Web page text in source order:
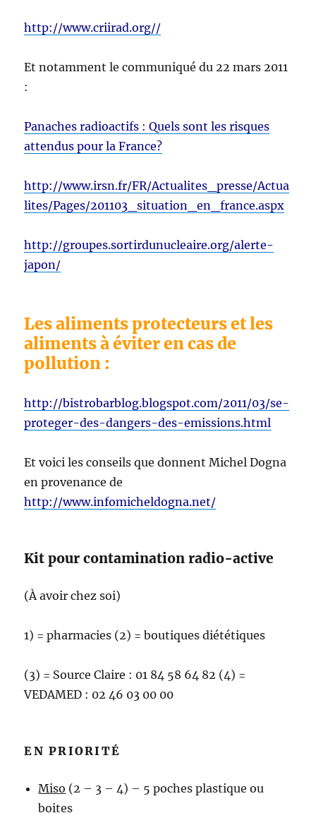
http://www.criirad.org//
Et notamment le communiqué du 22 mars 2011
:
Panaches radioactifs : Quels sont les risques
attendus pour la France?
http://www.irsn.fr/FR/Actualites_presse/Actua
lites/Pages/201103_situation_en_france.aspx
http://groupes.sortirdunucleaire.org/alerte-
japon/
Les aliments protecteurs et les
aliments à éviter en cas de
pollution :
http://bistrobarblog.blogspot.com/2011/03/se-
proteger-des-dangers-des-emissions.html
Et voici les conseils que donnent Michel Dogna
en provenance de
http://www.infomicheldogna.net/
Kit pour contamination radio-active
(À avoir chez soi)
1) = pharmacies (2) = boutiques diététiques
(3) = Source Claire : 01 84 58 64 82 (4) =
VEDAMED : 02 46 03 00 00
EN PRIORITÉ
Miso (2 – 3 – 4) – 5 poches plastique ou
boites